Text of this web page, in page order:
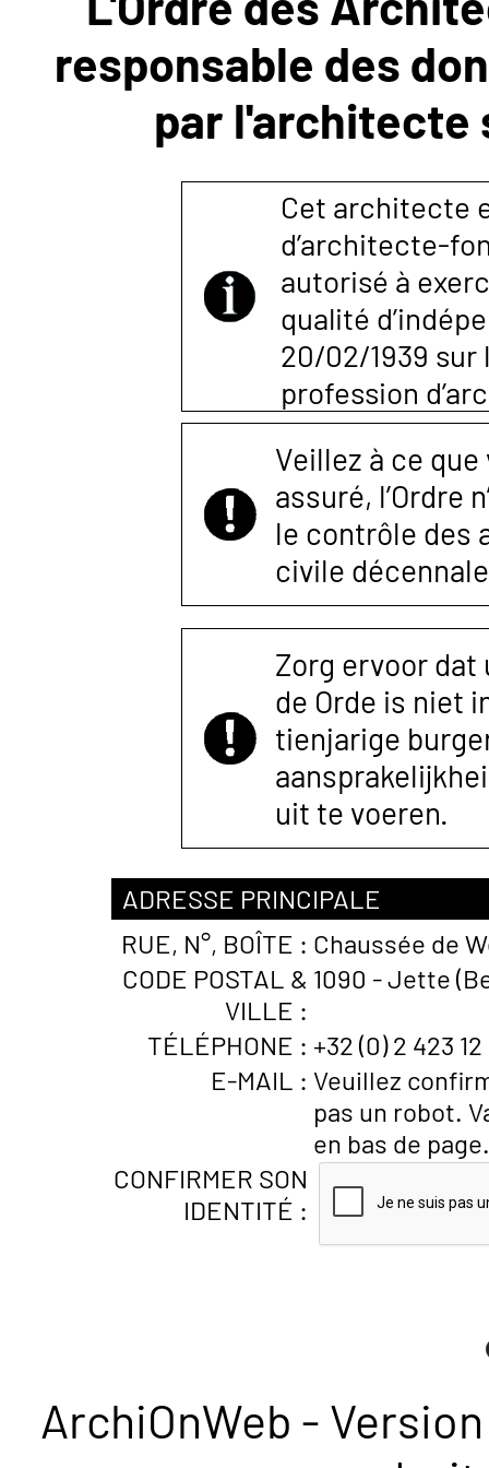
NOUS
CONTACTER
responsable des
par l'architecte
Cet architecte
d’architecte-
autorisé à
qualité
20/02/1939
profession
Veillez à ce
assuré, l’Ordre
le contrôle des
civile
Zorg ervoor
de Orde is niet
tienjarige
uit te voeren.
ADRESSE PRINCIPALE
RUE, N°, BOÎTE : Chaussée de
CODE POSTAL &
VILLE :
1090 - Jette
TÉLÉPHONE : +32 (0) 2 423 12
E-MAIL : Veuillez
pas un robot.
en bas de page.
CONFIRMER SON
IDENTITÉ :
ArchiOnWeb -